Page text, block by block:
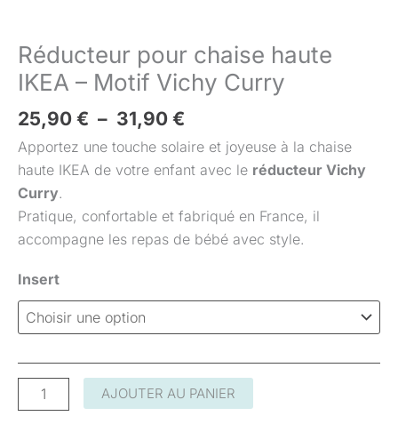
Réducteur pour chaise haute
IKEA – Motif Vichy Curry
25,90 € – 31,90 €
Apportez une touche solaire et joyeuse à la chaise
haute IKEA de votre enfant avec le réducteur Vichy
Curry.
Pratique, confortable et fabriqué en France, il
accompagne les repas de bébé avec style.
Insert
AJOUTER AU PANIER